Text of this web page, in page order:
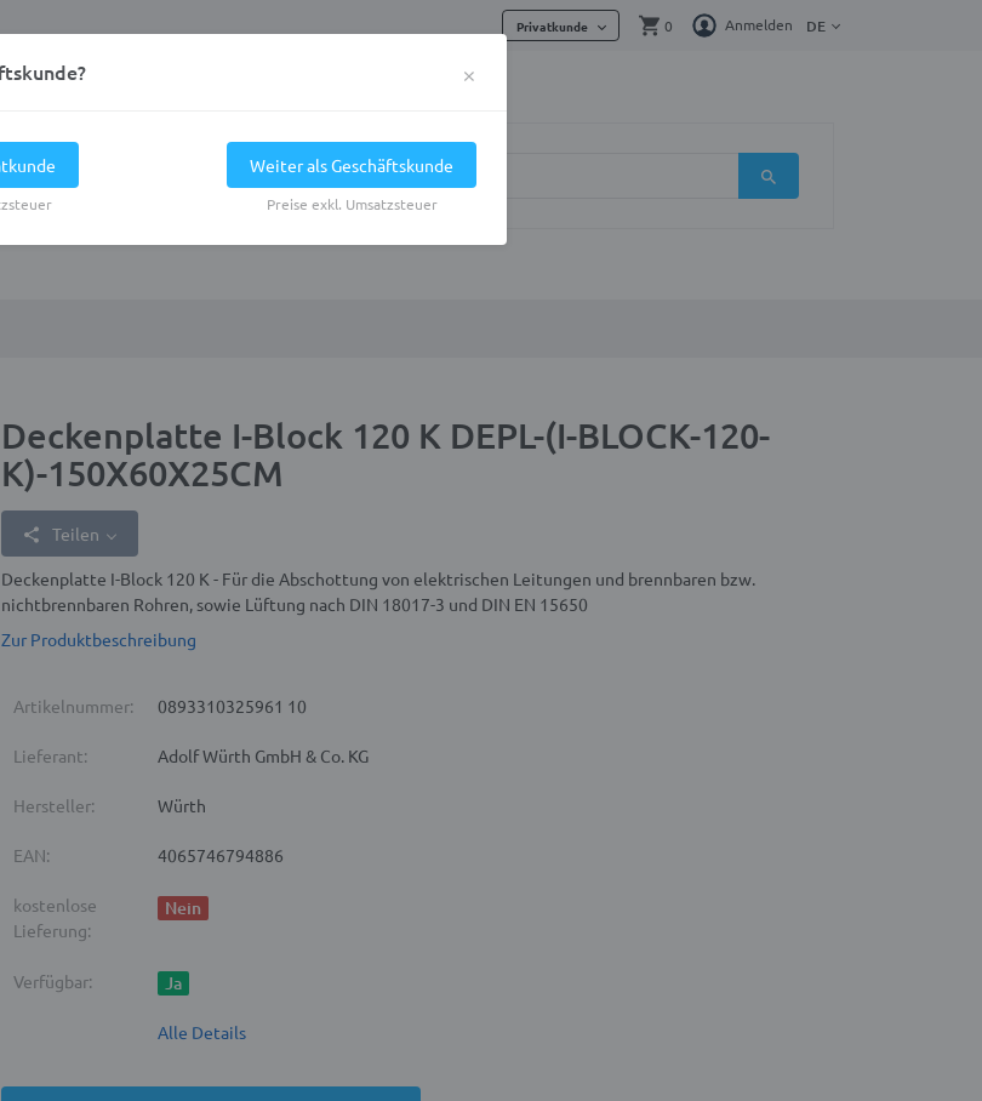
Privatkunde 0 Anmelden DE
Deckenplatte I-Block 120 K DEPL-(I-BLOCK-120-
K)-150X60X25CM
Teilen
Deckenplatte I-Block 120 K - Für die Abschottung von elektrischen Leitungen und brennbaren bzw.
nichtbrennbaren Rohren, sowie Lüftung nach DIN 18017-3 und DIN EN 15650
Zur Produktbeschreibung
Artikelnummer: 0893310325961 10
Lieferant: Adolf Würth GmbH & Co. KG
Hersteller: Würth
EAN: 4065746794886
kostenlose
Lieferung:
Nein
Verfügbar: Ja
Alle Details
×
Weiter als Geschäftskunde
Preise exkl. Umsatzsteuer